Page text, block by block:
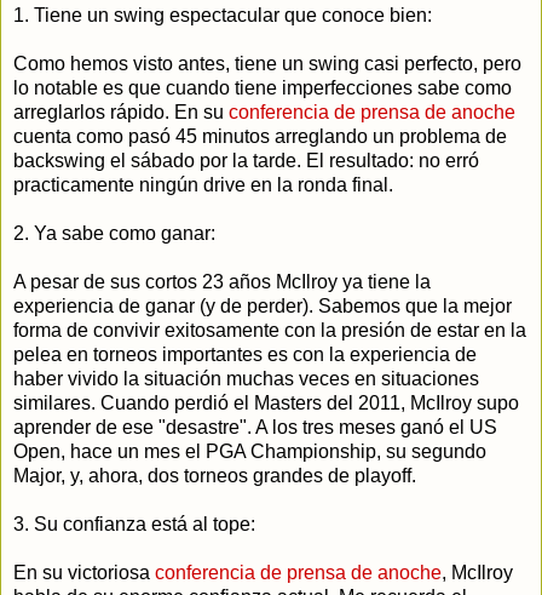
1. Tiene un swing espectacular que conoce bien:
Como hemos visto antes, tiene un swing casi perfecto, pero
lo notable es que cuando tiene imperfecciones sabe como
arreglarlos rápido. En su conferencia de prensa de anoche
cuenta como pasó 45 minutos arreglando un problema de
backswing el sábado por la tarde. El resultado: no erró
practicamente ningún drive en la ronda final.
2. Ya sabe como ganar:
A pesar de sus cortos 23 años McIlroy ya tiene la
experiencia de ganar (y de perder). Sabemos que la mejor
forma de convivir exitosamente con la presión de estar en la
pelea en torneos importantes es con la experiencia de
haber vivido la situación muchas veces en situaciones
similares. Cuando perdió el Masters del 2011, McIlroy supo
aprender de ese "desastre". A los tres meses ganó el US
Open, hace un mes el PGA Championship, su segundo
Major, y, ahora, dos torneos grandes de playoff.
3. Su confianza está al tope:
En su victoriosa conferencia de prensa de anoche, McIlroy